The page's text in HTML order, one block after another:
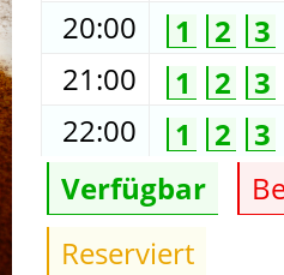
20:00
1 2 3
21:00
1 2 3
22:00
1 2 3
Verfügbar
Reserviert